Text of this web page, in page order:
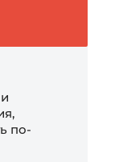
по-